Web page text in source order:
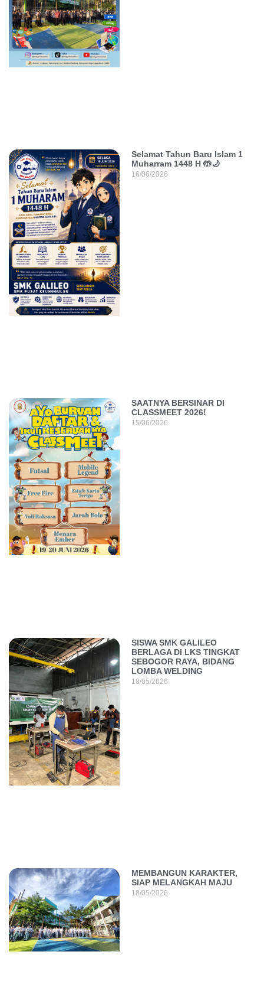
Selamat Tahun Baru Islam 1
Muharram 1448 H 🤲🌙
16/06/2026
SAATNYA BERSINAR DI
CLASSMEET 2026!
15/06/2026
SISWA SMK GALILEO
BERLAGA DI LKS TINGKAT
SEBOGOR RAYA, BIDANG
LOMBA WELDING
18/05/2026
MEMBANGUN KARAKTER,
SIAP MELANGKAH MAJU
18/05/2026